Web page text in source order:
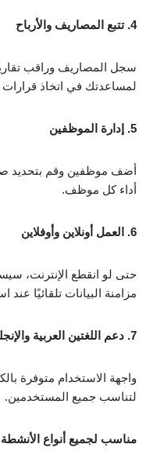
4. تتبع المصاريف والأرباح
سجل المصاريف وراقب
لمساعدتك في اتخاذ قرارات
5. إدارة الموظفين
أضف موظفين وقم بتحديد
أداء كل موظف.
6. العمل أونلاين وأوفلاين
حتى لو انقطع الإنترنت،
مزامنة البيانات تلقائيًا عند
7. دعم اللغتين العربية والإنجليزية
واجهة الاستخدام متوفرة
لتناسب جميع المستخدمين.
مناسب لجميع أنواع الأنشطة